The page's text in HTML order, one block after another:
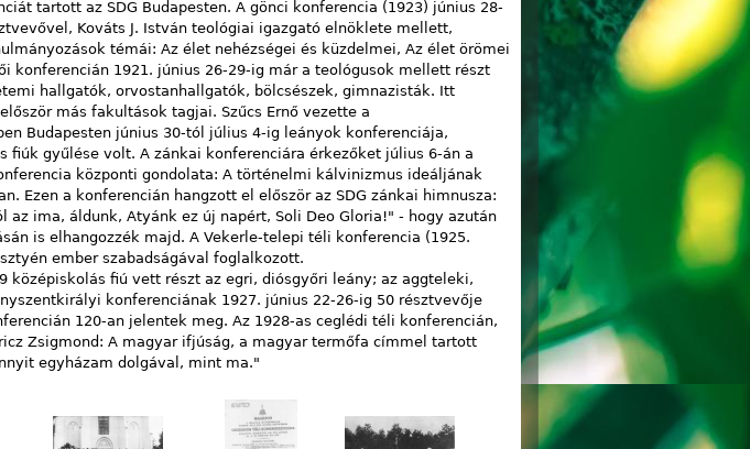
tartott az SDG Budapesten. A gönci konferencia (1923) június 28-
Kováts J. István teológiai igazgató elnöklete mellett,
témái: Az élet nehézségei és küzdelmei, Az élet örömei
konferencián 1921. június 26-29-ig már a teológusok mellett részt
hallgatók, orvostanhallgatók, bölcsészek, gimnazisták. Itt
más fakultások tagjai. Szűcs Ernő vezette a
Budapesten június 30-tól július 4-ig leányok konferenciája,
fiúk gyűlése volt. A zánkai konferenciára érkezőket július 6-án a
központi gondolata: A történelmi kálvinizmus ideáljának
Ezen a konferencián hangzott el először az SDG zánkai himnusza:
az ima, áldunk, Atyánk ez új napért, Soli Deo Gloria!" - hogy azután
is elhangozzék majd. A Vekerle-telepi téli konferencia (1925.
ember szabadságával foglalkozott.
középiskolás fiú vett részt az egri, diósgyőri leány; az aggteleki,
konferenciának 1927. június 22-26-ig 50 résztvevője
120-an jelentek meg. Az 1928-as ceglédi téli konferencián,
Zsigmond: A magyar ifjúság, a magyar termőfa címmel tartott
egyházam dolgával, mint ma."